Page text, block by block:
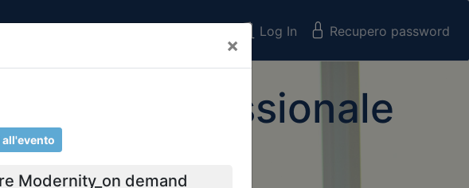
×
Log In Recupero password
Professionale